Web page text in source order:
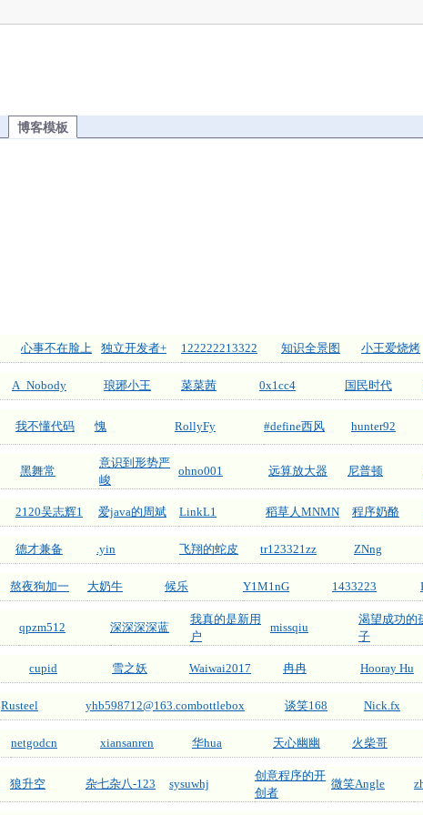
博客模板
心事不在脸上 独立开发者+ 122222213322 知识全景图 小王爱烧烤
A_Nobody 琅琊小王 菜菜茜 0x1cc4 国民时代
我不懂代码 愧 RollyFy #define西风 hunter92
黑舞常
意识到形势严
峻
ohno001 远算放大器 尼普顿
2120吴志辉1 爱java的周斌 LinkL1 稻草人MNMN 程序奶酪
德才兼备 .yin 飞翔的蛇皮 tr123321zz ZNng
熬夜狗加一 大奶牛 候乐 Y1M1nG 1433223
qpzm512 深深深深蓝
我真的是新用
户
missqiu
渴望成功的
子
cupid 雪之妖 Waiwai2017 冉冉 Hooray Hu
Rusteel yhb598712@163.combottlebox 谈笑168 Nick.fx
netgodcn xiansanren 华hua 天心幽幽 火柴哥
狼升空 杂七杂八-123 sysuwhj
创意程序的开
创者
微笑Angle